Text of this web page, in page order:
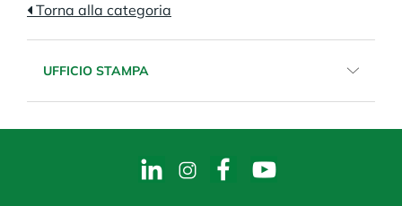
Torna alla categoria
UFFICIO STAMPA
Telefono:02.8868971